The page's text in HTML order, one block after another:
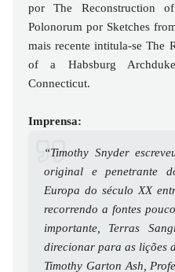
por The Reconstruction
Polonorum por Sketches
mais recente intitula-se The
of a Habsburg
Connecticut.
Imprensa:
“Timothy Snyder
original e penetrante
Europa do século XX
recorrendo a fontes
importante, Terras
direcionar para as lições
Timothy Garton Ash,